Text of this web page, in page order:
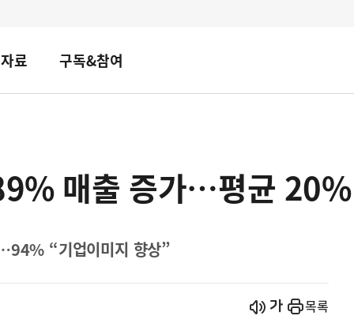
료 구독&참여
매출 증가…평균 20%
“기업이미지 향상”
시작
열기 목록